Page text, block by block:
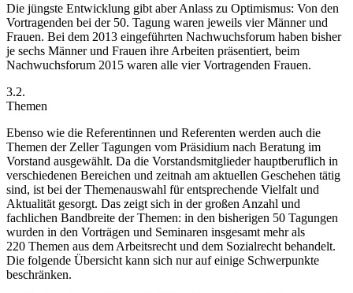
Die jüngste Entwicklung gibt aber Anlass zu Optimismus: Von den
Vortragenden bei der 50. Tagung waren jeweils vier Männer und
Frauen. Bei dem 2013 eingeführten Nachwuchsforum haben bisher
je sechs Männer und Frauen ihre Arbeiten präsentiert, beim
Nachwuchsforum 2015 waren alle vier Vortragenden Frauen.
3.2.
Themen
Ebenso wie die Referentinnen und Referenten werden auch die
Themen der Zeller Tagungen vom Präsidium nach Beratung im
Vorstand ausgewählt. Da die Vorstandsmitglieder hauptberuflich in
verschiedenen Bereichen und zeitnah am aktuellen Geschehen tätig
sind, ist bei der Themenauswahl für entsprechende Vielfalt und
Aktualität gesorgt. Das zeigt sich in der großen Anzahl und
fachlichen Bandbreite der Themen: in den bisherigen 50 Tagungen
wurden in den Vorträgen und Seminaren insgesamt mehr als
220 Themen aus dem Arbeitsrecht und dem Sozialrecht behandelt.
Die folgende Übersicht kann sich nur auf einige Schwerpunkte
beschränken.